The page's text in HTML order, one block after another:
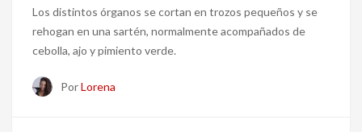
Los distintos órganos se cortan en trozos pequeños y se
rehogan en una sartén, normalmente acompañados de
cebolla, ajo y pimiento verde.
PorLorena